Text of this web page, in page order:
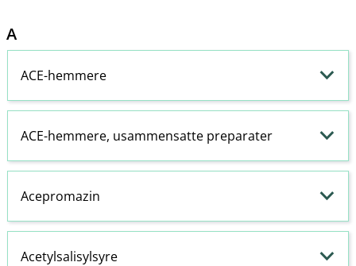
A
ACE-hemmere
ACE-hemmere, usammensatte preparater
Acepromazin
Acetylsalisylsyre